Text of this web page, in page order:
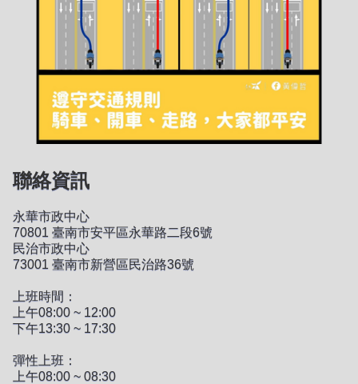
聯絡資訊
永華市政中心
70801 臺南市安平區永華路二段6號
民治市政中心
73001 臺南市新營區民治路36號
上班時間：
上午08:00 ~ 12:00
下午13:30 ~ 17:30
彈性上班：
上午08:00 ~ 08:30